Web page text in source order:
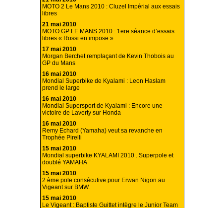
MOTO 2 Le Mans 2010 : Cluzel Impérial aux essais
libres
21 mai 2010
MOTO GP LE MANS 2010 : 1ere séance d’essais
libres « Rossi en impose »
17 mai 2010
Morgan Berchet remplaçant de Kevin Thobois au
GP du Mans
16 mai 2010
Mondial Superbike de Kyalami : Leon Haslam
prend le large
16 mai 2010
Mondial Supersport de Kyalami : Encore une
victoire de Laverty sur Honda
16 mai 2010
Remy Echard (Yamaha) veut sa revanche en
Trophée Pirelli
15 mai 2010
Mondial superbike KYALAMI 2010 . Superpole et
doublé YAMAHA
15 mai 2010
2 ème pole consécutive pour Erwan Nigon au
Vigeant sur BMW.
15 mai 2010
Le Vigeant : Baptiste Guittet intègre le Junior Team